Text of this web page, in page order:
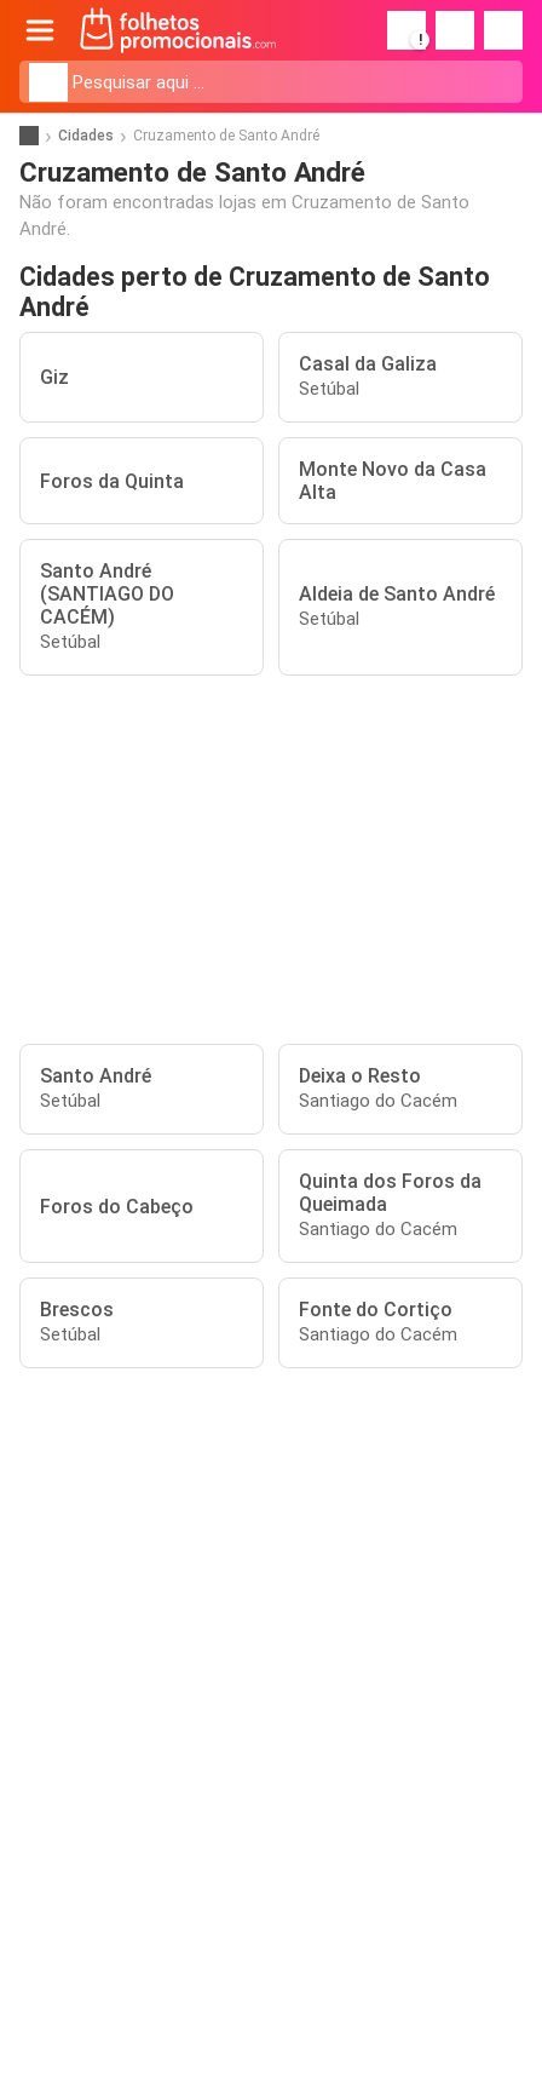
!
Cidades Cruzamento de Santo André
Cruzamento de Santo André
Não foram encontradas lojas em Cruzamento de Santo
André.
Cidades perto de Cruzamento de Santo
André
Giz
Casal da Galiza
Setúbal
Foros da Quinta
Monte Novo da Casa
Alta
Santo André
(SANTIAGO DO
CACÉM)
Setúbal
Aldeia de Santo André
Setúbal
Santo André
Setúbal
Deixa o Resto
Santiago do Cacém
Foros do Cabeço
Quinta dos Foros da
Queimada
Santiago do Cacém
Brescos
Setúbal
Fonte do Cortiço
Santiago do Cacém